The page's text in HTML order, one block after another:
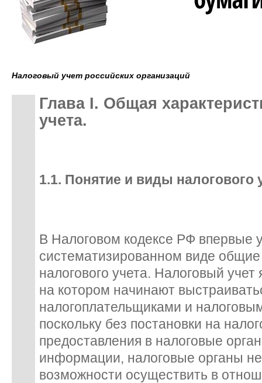
Налоговый учет российских организаций
Глава I. Общая
учета.
1.1. Понятие и виды налогового
В Налоговом кодексе РФ впервые
систематизированном виде
налогового учета. Налоговый
на котором начинают
налогоплательщиками и
поскольку без постановки на
предоставления в налоговые
информации, налоговые органы
возможности осуществить в